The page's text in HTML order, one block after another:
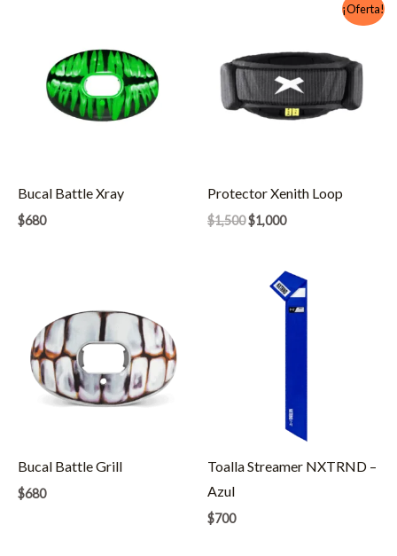
Bucal Battle Xray
$680
¡Oferta!
Protector Xenith Loop
$1,500El
$1,500.
$1,000El
es:
$1,000.
Bucal Battle Grill
$680
Toalla Streamer NXTRND –
Azul
$700